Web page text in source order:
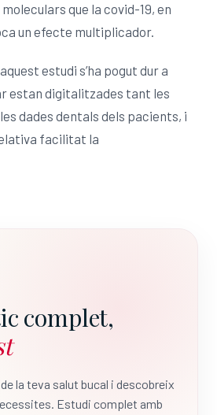
que la covid-19, en
un efecte multiplicador.
estudi s’ha pogut dur a
estan digitalitzades tant les
dades dentals dels pacients, i
facilitat la
complet,
la teva salut bucal i descobreix
Estudi complet amb